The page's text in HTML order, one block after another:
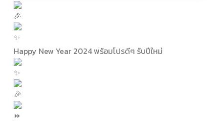
Happy New Year 2024 พร้อมโปรดีๆ รับปีใหม่